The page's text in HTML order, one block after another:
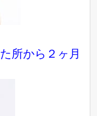
所から２ヶ月